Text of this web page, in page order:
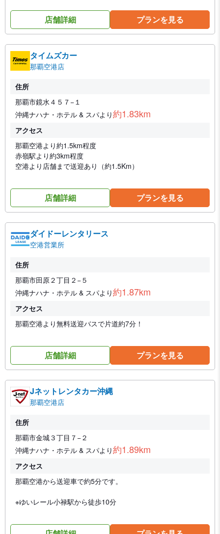
店舗詳細 プランを見る
タイムズカー
那覇空港店
住所
那覇市鏡水４５７−１
沖縄ナハナ・ホテル & スパより約1.83km
アクセス
那覇空港より約1.5km程度
赤嶺駅より約3km程度
空港より店舗まで送迎あり（約1.5Km）
店舗詳細 プランを見る
ダイドーレンタリース
空港営業所
住所
那覇市田原２丁目２−５
沖縄ナハナ・ホテル & スパより約1.87km
アクセス
那覇空港より無料送迎バスで片道約7分！
店舗詳細 プランを見る
Jネットレンタカー沖縄
那覇空港店
住所
那覇市金城３丁目７−２
沖縄ナハナ・ホテル & スパより約1.89km
アクセス
那覇空港から送迎車で約5分です。
※ゆいレール小禄駅から徒歩10分